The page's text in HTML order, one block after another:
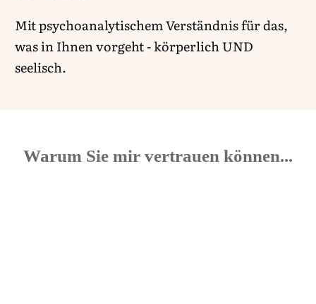
Mit psychoanalytischem Verständnis für das,
was in Ihnen vorgeht - körperlich UND
seelisch.
Warum Sie mir vertrauen können...